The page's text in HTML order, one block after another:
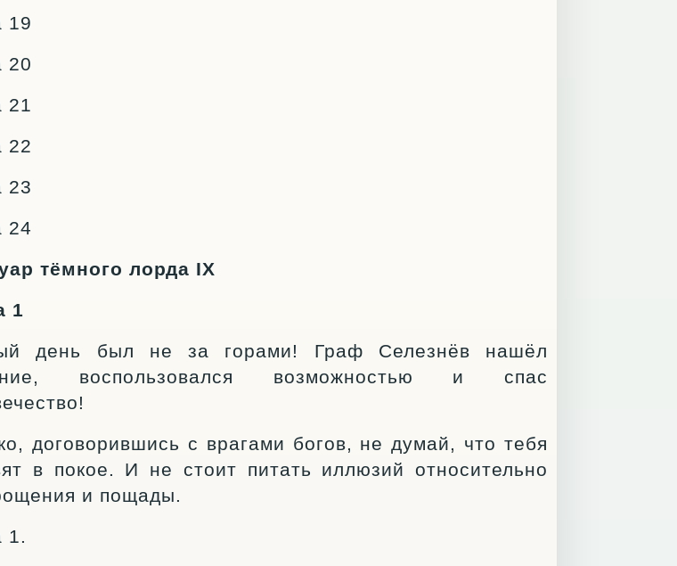
19
20
21
22
23
24
тёмного лорда IX
1
день был не за горами! Граф Селезнёв нашёл
воспользовался возможностью и спас
договорившись с врагами богов, не думай, что тебя
в покое. И не стоит питать иллюзий относительно
и пощады.
1.